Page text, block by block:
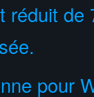
réduit
pour